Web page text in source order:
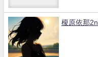
榎原依那